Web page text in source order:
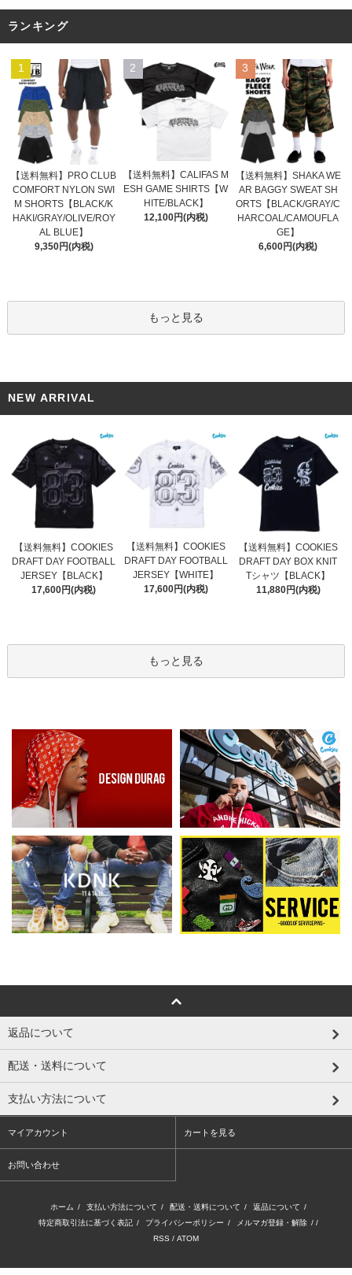
ランキング
1
【送料無料】PRO CLUB
COMFORT NYLON SWI
M SHORTS【BLACK/K
HAKI/GRAY/OLIVE/ROY
AL BLUE】
9,350円(内税)
2
【送料無料】CALIFAS M
ESH GAME SHIRTS【W
HITE/BLACK】
12,100円(内税)
3
【送料無料】SHAKA WE
AR BAGGY SWEAT SH
ORTS【BLACK/GRAY/C
HARCOAL/CAMOUFLA
GE】
6,600円(内税)
もっと見る
NEW ARRIVAL
【送料無料】COOKIES
DRAFT DAY FOOTBALL
JERSEY【BLACK】
17,600円(内税)
【送料無料】COOKIES
DRAFT DAY FOOTBALL
JERSEY【WHITE】
17,600円(内税)
【送料無料】COOKIES
DRAFT DAY BOX KNIT
Tシャツ【BLACK】
11,880円(内税)
もっと見る
返品について
配送・送料について
支払い方法について
マイアカウント カートを見る
お問い合わせ
ホーム / 支払い方法について / 配送・送料について / 返品について /
特定商取引法に基づく表記 / プライバシーポリシー / メルマガ登録・解除 / /
RSS / ATOM